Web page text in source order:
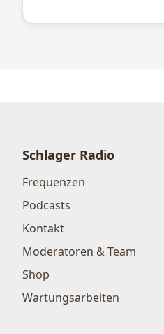
Schlager Radio
Frequenzen
Podcasts
Kontakt
Moderatoren & Team
Shop
Wartungsarbeiten